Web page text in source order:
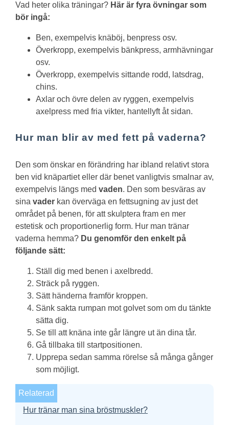
Vad heter olika träningar? Här är fyra övningar som
bör ingå:
Ben, exempelvis knäböj, benpress osv.
Överkropp, exempelvis bänkpress, armhävningar
osv.
Överkropp, exempelvis sittande rodd, latsdrag,
chins.
Axlar och övre delen av ryggen, exempelvis
axelpress med fria vikter, hantellyft åt sidan.
Hur man blir av med fett på vaderna?
Den som önskar en förändring har ibland relativt stora
ben vid knäpartiet eller där benet vanligtvis smalnar av,
exempelvis längs med vaden. Den som besväras av
sina vader kan överväga en fettsugning av just det
området på benen, för att skulptera fram en mer
estetisk och proportionerlig form. Hur man tränar
vaderna hemma? Du genomför den enkelt på
följande sätt:
Ställ dig med benen i axelbredd.
Sträck på ryggen.
Sätt händerna framför kroppen.
Sänk sakta rumpan mot golvet som om du tänkte
sätta dig.
Se till att knäna inte går längre ut än dina tår.
Gå tillbaka till startpositionen.
Upprepa sedan samma rörelse så många gånger
som möjligt.
Relaterad
Hur tränar man sina bröstmuskler?